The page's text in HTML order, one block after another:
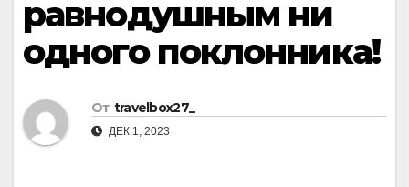
равнодушным ни
одного поклонника!
От travelbox27_
ДЕК 1, 2023